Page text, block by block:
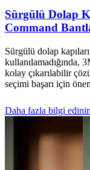
Sürgülü Dolap
Command
Sürgülü dolap
kullanılamadığında,
kolay çıkarılabilir
seçimi başarı için
Daha fazla bilgi edinin